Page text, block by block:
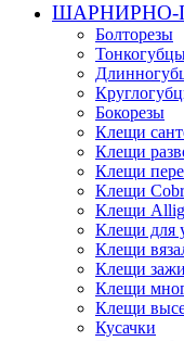
ШАРНИРНО-
Болторезы
Бокорезы
Клещи
Клещи
Клещи
Клещи
Клещи
Клещи для
Клещи
Клещи
Клещи
Клещи
Кусачки